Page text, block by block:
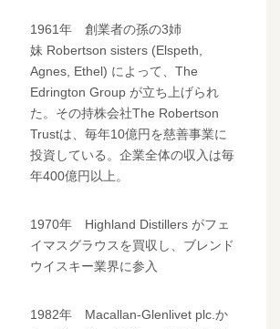
1961年 創業者の孫の3姉
妹 Robertson sisters (Elspeth,
Agnes, Ethel) によって、The
Edrington Group が立ち上げられ
た。その持株会社The Robertson
Trustは、毎年10億円を慈善事業に
投資している。企業全体の収入は毎
年400億円以上。
1970年 Highland Distillers がフェ
イマスグラウスを買収し、ブレンド
ウイスキー業界に参入
1982年 Macallan-Glenlivet plc.か